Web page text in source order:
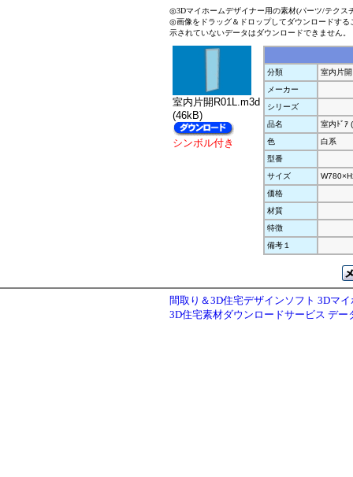
◎3Dマイホームデザイナー用の素材(パーツ/テクス
◎画像をドラッグ＆ドロップしてダウンロードす
示されていないデータはダウンロードできません。
室内片開R01L.m3d
(46kB)
シンボル付き
分類
室内片
メーカー
シリーズ
品名
室内ﾄﾞｱ
色
白系
型番
サイズ
価格
材質
特徴
備考１
間取り＆3D住宅デザインソフト 3Dマ
3D住宅素材ダウンロードサービス デー